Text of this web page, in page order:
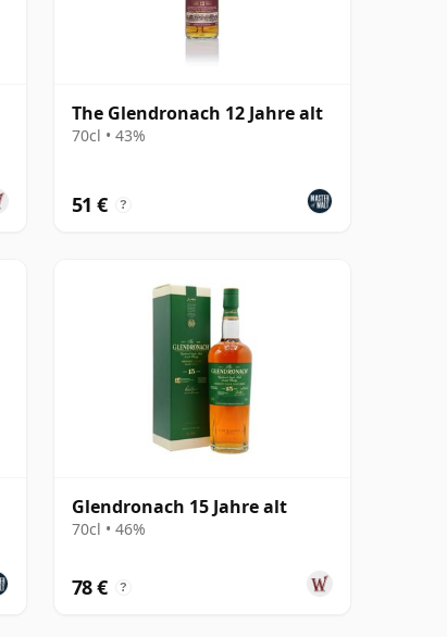
The Glendronach 12 Jahre alt
70cl • 43%
51 € ?
Glendronach 15 Jahre alt
70cl • 46%
78 € ?